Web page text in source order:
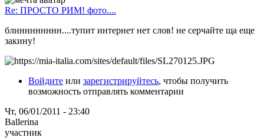
Re: ПРОСТО РИМ! фото....
блинннннннн....тупит интернет нет слов! не серчайте ща еще
закину!
Войдите или зарегистрируйтесь, чтобы получить
возможность отправлять комментарии
Чт, 06/01/2011 - 23:40
Ballerina
участник